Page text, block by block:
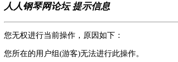
人人钢琴网论坛 提示信息
您无权进行当前操作，原因如下：
您所在的用户组(游客)无法进行此操作。